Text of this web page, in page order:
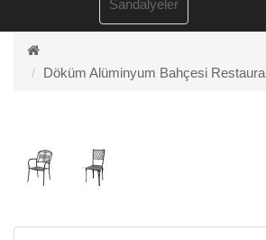
Sandalyeler
Döküm Alüminyum Bahçesi